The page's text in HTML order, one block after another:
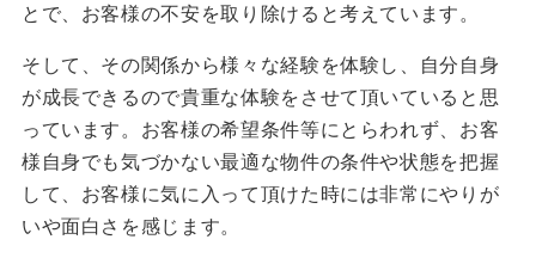
とで、お客様の不安を取り除けると考えています。
そして、その関係から様々な経験を体験し、自分自身
が成長できるので貴重な体験をさせて頂いていると思
っています。お客様の希望条件等にとらわれず、お客
様自身でも気づかない最適な物件の条件や状態を把握
して、お客様に気に入って頂けた時には非常にやりが
いや面白さを感じます。